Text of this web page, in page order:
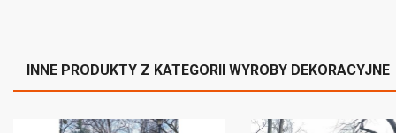
INNE PRODUKTY Z KATEGORII WYROBY DEKORACYJNE